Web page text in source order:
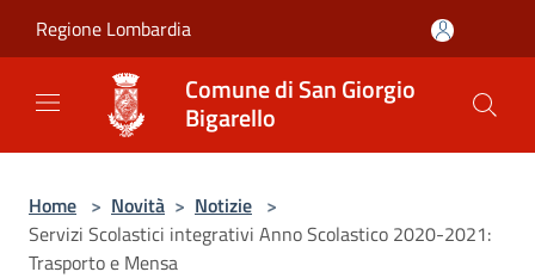
Regione Lombardia
Comune di San Giorgio
Bigarello
Home > Novità > Notizie >
Servizi Scolastici integrativi Anno Scolastico 2020-2021:
Trasporto e Mensa